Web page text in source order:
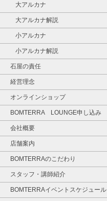
大アルカナ
大アルカナ解説
小アルカナ
小アルカナ解説
石屋の責任
経営理念
オンラインショップ
BOMTERRA LOUNGE申し込み
会社概要
店舗案内
BOMTERRAのこだわり
スタッフ・講師紹介
BOMTERRAイベントスケジュール